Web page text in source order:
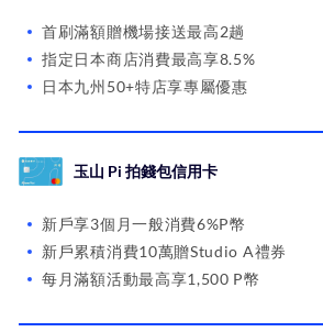
首刷滿額贈機場接送最高2趟
指定日本商店消費最高享8.5%
日本九州50+特店享專屬優惠
玉山 Pi 拍錢包信用卡
新戶享3個月一般消費6%P幣
新戶累積消費10萬贈Studio A禮券
每月滿額活動最高享1,500 P幣